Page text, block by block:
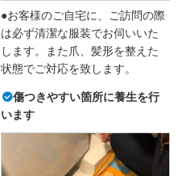
●お客様のご自宅に、ご訪問の際
は必ず清潔な服装でお伺いいた
します。また爪、髪形を整えた
状態でご対応を致します。
傷つきやすい箇所に養生を行
います